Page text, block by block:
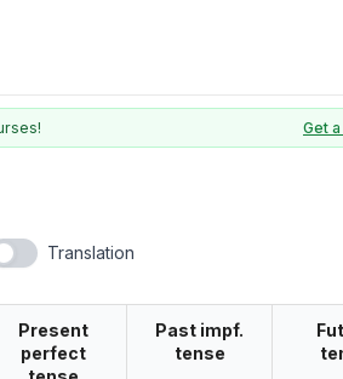
Get
Translation
Present
perfect
Past impf.
tense